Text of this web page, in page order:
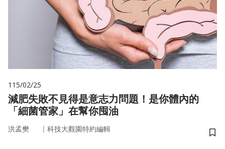
115/02/25
減肥失敗不見得是意志力問題！是你體內的
「細菌管家」在幫你囤油
洪孟樊 ｜ 科技大觀園特約編輯
儲